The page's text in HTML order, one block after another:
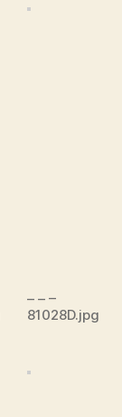
– – –
81028D.jpg